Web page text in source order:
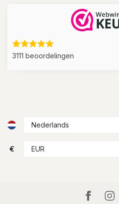
3111 beoordelingen
€